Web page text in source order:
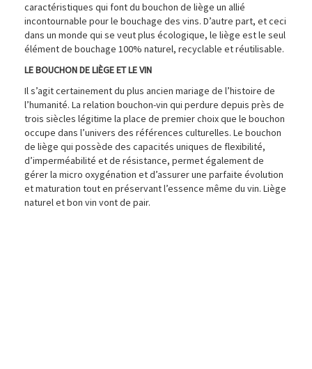
caractéristiques qui font du bouchon de liège un allié
incontournable pour le bouchage des vins. D’autre part, et ceci
dans un monde qui se veut plus écologique, le liège est le seul
élément de bouchage 100% naturel, recyclable et réutilisable.
LE BOUCHON DE LIÈGE ET LE VIN
Il s’agit certainement du plus ancien mariage de l’histoire de
l’humanité. La relation bouchon-vin qui perdure depuis près de
trois siècles légitime la place de premier choix que le bouchon
occupe dans l’univers des références culturelles. Le bouchon
de liège qui possède des capacités uniques de flexibilité,
d’imperméabilité et de résistance, permet également de
gérer la micro oxygénation et d’assurer une parfaite évolution
et maturation tout en préservant l’essence même du vin. Liège
naturel et bon vin vont de pair.